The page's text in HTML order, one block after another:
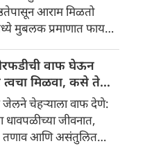
(संयोग) तयार होत आहे.
तयार होणारे शुभ योग,
स्थिती आणि या गोचरमुळे
उजळणार आहे अशा
राशींबद्दल आपण जाणून
आराम मिळतो
मुबलक प्रमाणात फायबर
गॅस किंवा अपचनाचा
असेल, तर अंजीर
वरदान ठरू शकते. हे
स्वच्छता ठेवण्यास मदत
मदत करते.
वाफ घेऊन
मिळवा, कसे ते
चेहऱ्याला वाफ देणे:
जीवनात,
तणाव आणि असंतुलित